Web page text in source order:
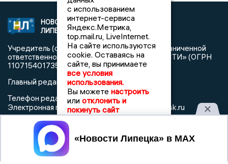
НОВОСТИ
ЛИПЕЦКА
2021 © NEWSLIPETSK.RU | СИ
«Новости Липецка»
Учредитель (соучредители): Общество с ограниченной
ответственностью «РЕГИОНАЛЬНЫЕ НОВОСТИ» (ОГРН
1107154017354)
Главный редактор: Герцог Е.Г.
Телефон редакции: +7 903 699 9427
Электронная почта редакции:info@newslipetsk.ru
Регистрационный номер: серия Эл № ФС77-82247 от 23
ноября 2021 г. согласно выписке из реестра
зарегистрированных средств массовой информации
выдана Федеральной службой по надзору в сфере связи,
информационных технологий и массовых коммуникаций
с использованием
интернет-сервиса
Яндекс.Метрика,
top.mail.ru, LiveInternet.
На сайте используются
cookie. Оставаясь на
сайте, вы принимаете
все условия
использования.
Вы можете настроить
или отклонить и
покинуть сайт
Принять